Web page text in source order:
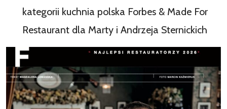
kategorii kuchnia polska Forbes & Made For
Restaurant dla Marty i Andrzeja Sternickich